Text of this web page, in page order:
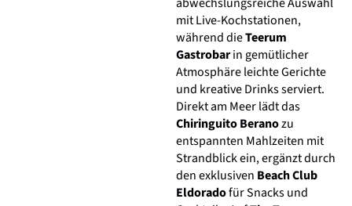
mit Live-Kochstationen,
während dieTeerum
Gastrobarin gemütlicher
Atmosphäre leichte Gerichte
und kreative Drinks serviert.
Direkt am Meer lädt das
Chiringuito Beranozu
entspannten Mahlzeiten mit
Strandblick ein, ergänzt durch
den exklusiven Beach Club
Eldoradofür Snacks und